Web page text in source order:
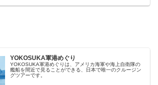
YOKOSUKA軍港めぐり
YOKOSUKA軍港めぐりは、アメリカ海軍や海上自衛隊の
艦船を間近で見ることができる、日本で唯一のクルージン
グツアーです。